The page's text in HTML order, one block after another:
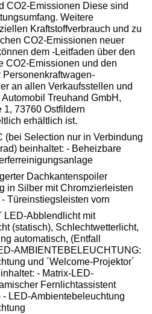
CO2-Emissionen Diese sind
Weitere
Kraftstoffverbrauch und zu
CO2-Emissionen neuer
dem -Leitfaden über den
CO2-Emissionen und den
Personenkraftwagen-
an allen Verkaufsstellen und
Treuhand GmbH,
1, 73760 Ostfildern
erhältlich ist.
(bei Selection nur in Verbindung
beinhaltet: - Beheizbare
Dachkantenspoiler
in Silber mit Chromzierleisten
Türeinstiegsleisten vorn
LED-Abblendlicht mit
(statisch), Schlechtwetterlicht,
automatisch, (Entfall
AMBIENTEBELEUCHTUNG:
und ´Welcome-Projektor´
- Matrix-LED-
Fernlichtassistent
LED-Ambientebeleuchtung